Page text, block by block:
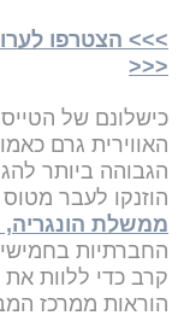
<<<
כישלונם של
האווירית גרם
הגבוהה ביותר
הוזנקו לעבר
ממשלת
החברתיות
קרב כדי ללוות
הוראות ממרכז